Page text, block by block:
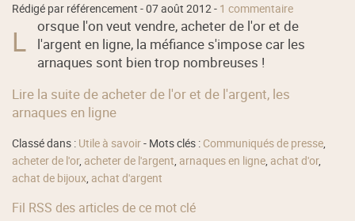
Rédigé par référencement -07 août 2012- 1 commentaire
L
orsque l'on veut vendre, acheter de l'or et de
l'argent en ligne, la méfiance s'impose car les
arnaques sont bien trop nombreuses !
Lire la suite de acheter de l'or et de l'argent, les
arnaques en ligne
Classé dans : Utile à savoir- Mots clés : Communiqués de presse,
acheter de l'or, acheter de l'argent, arnaques en ligne, achat d'or,
achat de bijoux, achat d'argent
Fil RSS des articles de ce mot clé